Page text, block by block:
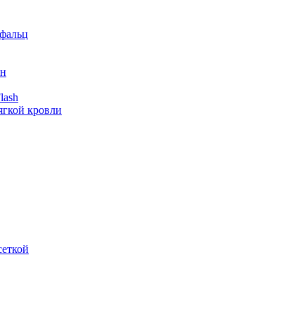
кровли